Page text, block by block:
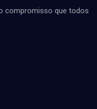
compromisso que todos